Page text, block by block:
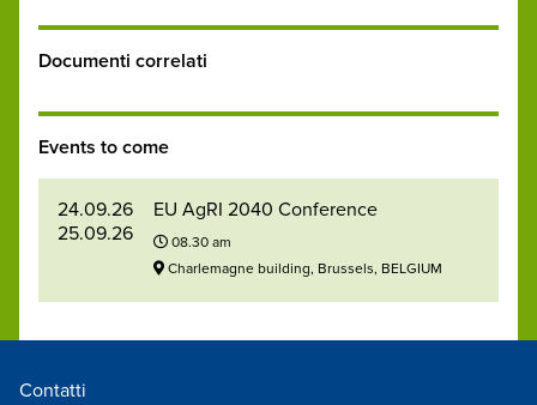
Documenti correlati
Events to come
24.09.26
25.09.26
EU AgRI 2040 Conference
08.30 am
Charlemagne building, Brussels, BELGIUM
Contatti